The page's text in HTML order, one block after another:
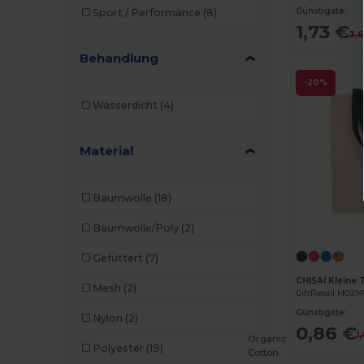
Mantis (2)
Pen Duick
Quadra (108)
Roly (1)
SOL'S (15)
Spasso (2)
Stamina
Stormtech (9)
Sport / Performance (8)
Behandlung
Wasserdicht (4)
Material
Baumwolle (18)
Baumwolle/Poly (2)
Gefüttert (7)
Mesh (2)
Nylon (2)
Polyester (19)
Günstigste:
1,73 €
-20%
GiftRetail
Günstigste:
0,86 €
Organic
Cotton